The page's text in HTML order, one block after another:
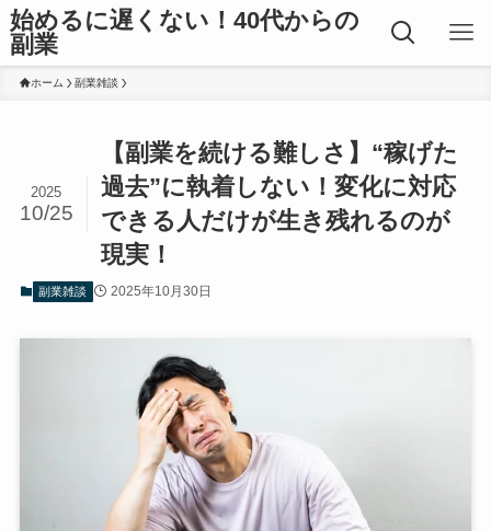
始めるに遅くない！40代からの
副業
ホーム 副業雑談
【副業を続ける難しさ】“稼げた
過去”に執着しない！変化に対応
できる人だけが生き残れるのが
現実！
2025
10/25
副業雑談 2025年10月30日